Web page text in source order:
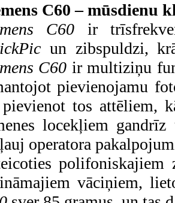
C60 – mūsdienu
C60 ir
un zibspuldzi,
C60 ir multiziņu
pievienojamu
tos attēliem,
locekļiem
operatora
vāciņiem,